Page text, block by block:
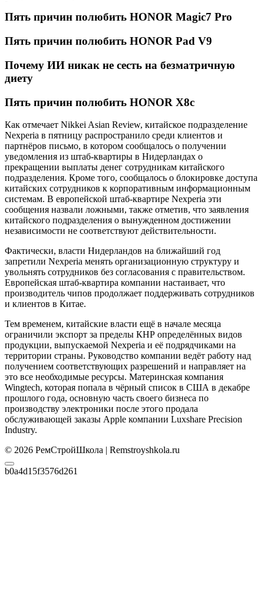
Пять причин полюбить HONOR Magic7 Pro
Пять причин полюбить HONOR Pad V9
Почему ИИ никак не сесть на безматричную
диету
Пять причин полюбить HONOR X8c
Как отмечает Nikkei Asian Review, китайское подразделение
Nexperia в пятницу распространило среди клиентов и
партнёров письмо, в котором сообщалось о получении
уведомления из штаб-квартиры в Нидерландах о
прекращении выплаты денег сотрудникам китайского
подразделения. Кроме того, сообщалось о блокировке доступа
китайских сотрудников к корпоративным информационным
системам. В европейской штаб-квартире Nexperia эти
сообщения назвали ложными, также отметив, что заявления
китайского подразделения о вынужденном достижении
независимости не соответствуют действительности.
Фактически, власти Нидерландов на ближайший год
запретили Nexperia менять организационную структуру и
увольнять сотрудников без согласования с правительством.
Европейская штаб-квартира компании настаивает, что
производитель чипов продолжает поддерживать сотрудников
и клиентов в Китае.
Тем временем, китайские власти ещё в начале месяца
ограничили экспорт за пределы КНР определённых видов
продукции, выпускаемой Nexperia и её подрядчиками на
территории страны. Руководство компании ведёт работу над
получением соответствующих разрешений и направляет на
это все необходимые ресурсы. Материнская компания
Wingtech, которая попала в чёрный список в США в декабре
прошлого года, основную часть своего бизнеса по
производству электроники после этого продала
обслуживающей заказы Apple компании Luxshare Precision
Industry.
© 2026 РемСтройШкола | Remstroyshkola.ru
b0a4d15f3576d261